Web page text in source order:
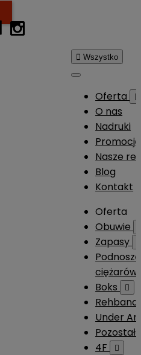
 Wszystko
Oferta 
O nas
Nadruki
Promocje
Nasze
Blog
Kontakt
Oferta
Obuwie
Zapasy
ciężarów
Boks

Rehband
Under
4F
